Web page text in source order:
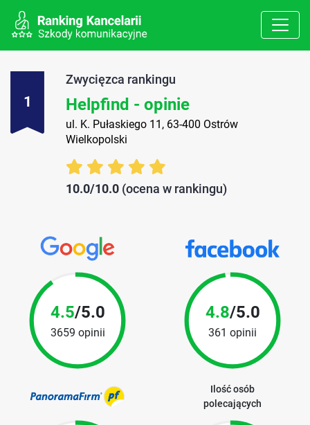
1
Zwycięzca rankingu
Helpfind - opinie
ul. K. Pułaskiego 11, 63-400 Ostrów
Wielkopolski
10.0/10.0 (ocena w rankingu)
4.5/5.0
3659 opinii
4.8/5.0
361 opinii
Ilość osób
polecających